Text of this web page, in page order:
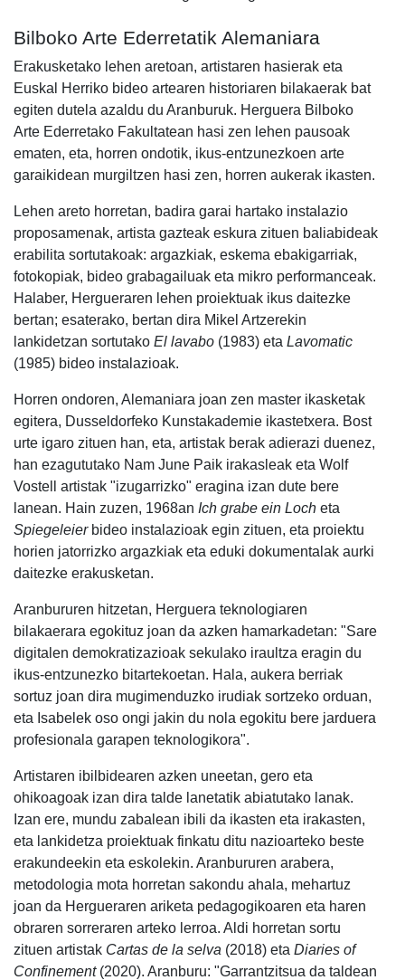
Bilboko Arte Ederretatik Alemaniara
Erakusketako lehen aretoan, artistaren hasierak eta
Euskal Herriko bideo artearen historiaren bilakaerak bat
egiten dutela azaldu du Aranburuk. Herguera Bilboko
Arte Ederretako Fakultatean hasi zen lehen pausoak
ematen, eta, horren ondotik, ikus-entzunezkoen arte
garaikidean murgiltzen hasi zen, horren aukerak ikasten.
Lehen areto horretan, badira garai hartako instalazio
proposamenak, artista gazteak eskura zituen baliabideak
erabilita sortutakoak: argazkiak, eskema ebakigarriak,
fotokopiak, bideo grabagailuak eta mikro performanceak.
Halaber, Hergueraren lehen proiektuak ikus daitezke
bertan; esaterako, bertan dira Mikel Artzerekin
lankidetzan sortutako El lavabo (1983) eta Lavomatic
(1985) bideo instalazioak.
Horren ondoren, Alemaniara joan zen master ikasketak
egitera, Dusseldorfeko Kunstakademie ikastetxera. Bost
urte igaro zituen han, eta, artistak berak adierazi duenez,
han ezagututako Nam June Paik irakasleak eta Wolf
Vostell artistak "izugarrizko" eragina izan dute bere
lanean. Hain zuzen, 1968an Ich grabe ein Loch eta
Spiegeleierbideo instalazioak egin zituen, eta proiektu
horien jatorrizko argazkiak eta eduki dokumentalak aurki
daitezke erakusketan.
Aranbururen hitzetan, Herguera teknologiaren
bilakaerara egokituz joan da azken hamarkadetan: "Sare
digitalen demokratizazioak sekulako iraultza eragin du
ikus-entzunezko bitartekoetan. Hala, aukera berriak
sortuz joan dira mugimenduzko irudiak sortzeko orduan,
eta Isabelek oso ongi jakin du nola egokitu bere jarduera
profesionala garapen teknologikora".
Artistaren ibilbidearen azken uneetan, gero eta
ohikoagoak izan dira talde lanetatik abiatutako lanak.
Izan ere, mundu zabalean ibili da ikasten eta irakasten,
eta lankidetza proiektuak finkatu ditu nazioarteko beste
erakundeekin eta eskolekin. Aranbururen arabera,
metodologia mota horretan sakondu ahala, mehartuz
joan da Hergueraren ariketa pedagogikoaren eta haren
obraren sorreraren arteko lerroa. Aldi horretan sortu
zituen artistak Cartas de la selva (2018) eta Diaries of
Confinement(2020). Aranburu: "Garrantzitsua da taldean